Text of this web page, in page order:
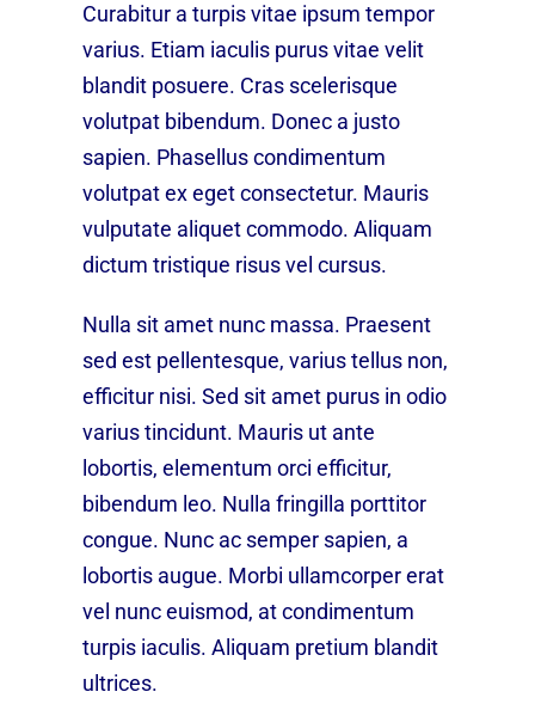
Curabitur a turpis vitae ipsum tempor
varius. Etiam iaculis purus vitae velit
blandit posuere. Cras scelerisque
volutpat bibendum. Donec a justo
sapien. Phasellus condimentum
volutpat ex eget consectetur. Mauris
vulputate aliquet commodo. Aliquam
dictum tristique risus vel cursus.
Nulla sit amet nunc massa. Praesent
sed est pellentesque, varius tellus non,
efficitur nisi. Sed sit amet purus in odio
varius tincidunt. Mauris ut ante
lobortis, elementum orci efficitur,
bibendum leo. Nulla fringilla porttitor
congue. Nunc ac semper sapien, a
lobortis augue. Morbi ullamcorper erat
vel nunc euismod, at condimentum
turpis iaculis. Aliquam pretium blandit
ultrices.